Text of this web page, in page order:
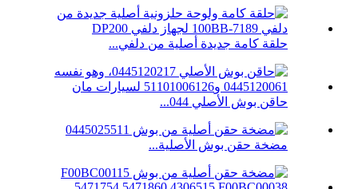
حلقة كامة جديدة أصلية من دلفي...
حاقن بوش الأصلي 044...
مضخة حقن بوش الأصلية...